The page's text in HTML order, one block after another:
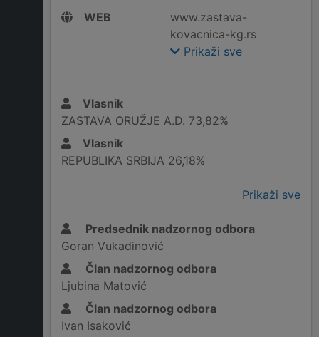
WEB
www.zastava-
kovacnica-kg.rs
Prikaži sve
Vlasnik
ZASTAVA ORUŽJE A.D. 73,82%
Vlasnik
REPUBLIKA SRBIJA 26,18%
Prikaži sve
Predsednik nadzornog odbora
Goran Vukadinović
Član nadzornog odbora
Ljubina Matović
Član nadzornog odbora
Ivan Isaković